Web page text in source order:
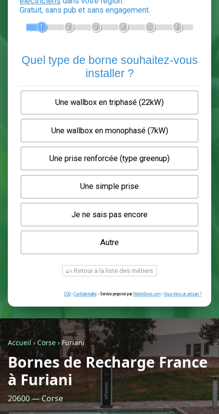
Devis Pose de borne de
En 5 minutes, demandez3 devis comparatifs
Gratuit, sans pub et sans engagement.
2 3 6
Quel type de borne souhaitez-
installer ?
Une wallbox en triphasé (22kW)
Une wallbox en monophasé (7kW)
Une prise renforcée (type greenup)
Une simple prise
Je ne sais pas encore
Autre
Retour à la liste des métiers
CGU-Confidentialité- Service proposé parViteUnDevis.com-Vous
Accueil› Corse › Furiani
Bornes de Recharge France
à Furiani
20600 — Corse